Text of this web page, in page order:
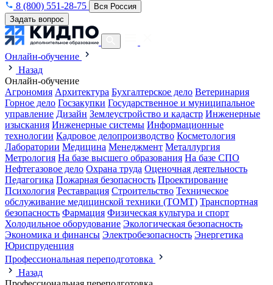
8 (800) 551-28-75
Вся Россия
Задать вопрос
Онлайн-обучение
Назад
Онлайн-обучение
Агрономия Архитектура Бухгалтерское дело Ветеринария
Горное дело Госзакупки Государственное и муниципальное
управление Дизайн Землеустройство и кадастр Инженерные
изыскания Инженерные системы Информационные
технологии Кадровое делопроизводство Косметология
Лаборатории Медицина Менеджмент Металлургия
Метрология На базе высшего образования На базе СПО
Нефтегазовое дело Охрана труда Оценочная деятельность
Педагогика Пожарная безопасность Проектирование
Психология Реставрация Строительство Техническое
обслуживание медицинской техники (ТОМТ) Транспортная
безопасность Фармация Физическая культура и спорт
Холодильное оборудование Экологическая безопасность
Экономика и финансы Электробезопасность Энергетика
Юриспруденция
Профессиональная переподготовка
Назад